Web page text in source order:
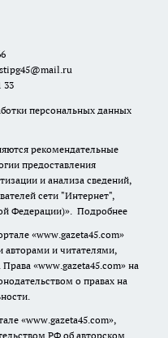
33
персональных данных
рекомендательные
предоставления
и анализа сведений,
сети "Интернет",
Федерации)». Подробнее
«www.gazeta45.com»
и читателями,
«www.gazeta45.com» на
о правах на
«www.gazeta45.com»,
РФ об авторском